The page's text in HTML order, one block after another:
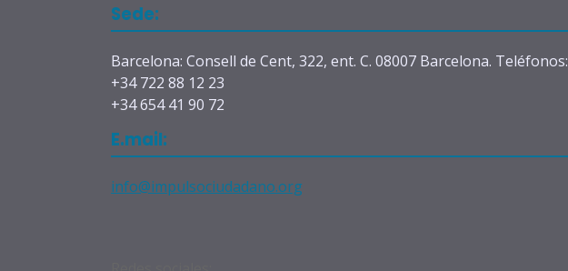
Sede:
Barcelona: Consell de Cent, 322, ent. C. 08007 Barcelona. Teléfonos:
+34 722 88 12 23
+34 654 41 90 72
E.mail:
info@impulsociudadano.org